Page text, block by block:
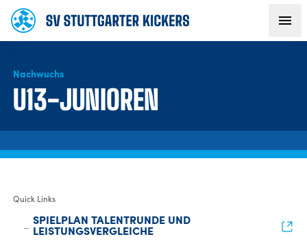
AKTUELLES
FANS
Nachwuchs
U13-JUNIOREN
Quick Links
SPIELPLAN TALENTRUNDE UND
LEISTUNGSVERGLEICHE